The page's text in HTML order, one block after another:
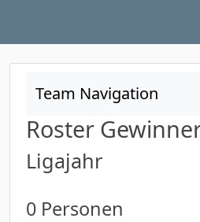
Team Navigation
Roster
Ligajahr
0 Personen